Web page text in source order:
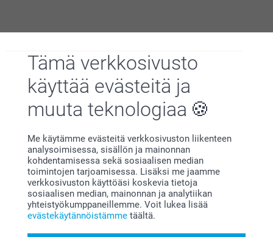
Tämä verkkosivusto
käyttää evästeitä ja
muuta teknologiaa
Me käytämme evästeitä verkkosivuston liikenteen
analysoimisessa, sisällön ja mainonnan
kohdentamisessa sekä sosiaalisen median
toimintojen tarjoamisessa. Lisäksi me jaamme
verkkosivuston käyttöäsi koskevia tietoja
sosiaalisen median, mainonnan ja analytiikan
yhteistyökumppaneillemme. Voit lukea lisää
evästekäytännöistämme täältä.
Tyytyväisyystakuu